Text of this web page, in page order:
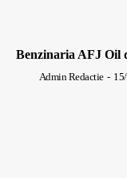
Benzinaria AFJ Oil
Admin Redactie -